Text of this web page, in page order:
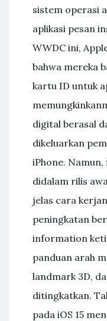
sistem operasi
aplikasi pesan
WWDC ini,
bahwa mereka
kartu ID untuk
digital berasal
dikeluarkan
iPhone.
didalam rilis
jelas cara
peningkatan
information
panduan arah
landmark 3D,
ditingkatkan.
pada iOS 15